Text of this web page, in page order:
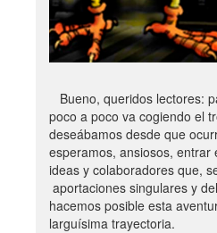
Bueno, queridos lectores:
poco a poco va cogiendo el
deseábamos desde que
esperamos, ansiosos, entrar
ideas y colaboradores que,
aportaciones singulares y
hacemos posible esta
larguísima trayectoria.